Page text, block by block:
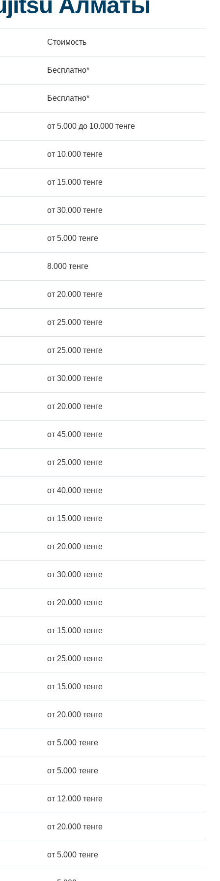
Стоимость
Бесплатно*
Бесплатно*
от 5.000 до 10.000 тенге
от 10.000 тенге
от 15.000 тенге
от 30.000 тенге
от 5.000 тенге
8.000 тенге
от 20.000 тенге
от 25.000 тенге
от 25.000 тенге
от 30.000 тенге
от 20.000 тенге
от 45.000 тенге
от 25.000 тенге
от 40.000 тенге
от 15.000 тенге
от 20.000 тенге
от 30.000 тенге
от 20.000 тенге
от 15.000 тенге
от 25.000 тенге
от 15.000 тенге
от 20.000 тенге
от 5.000 тенге
от 5.000 тенге
от 12.000 тенге
от 20.000 тенге
от 5.000 тенге